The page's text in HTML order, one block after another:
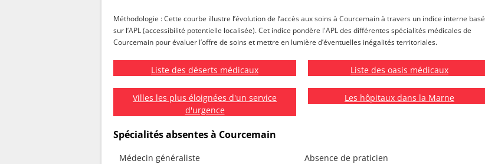
Méthodologie : Cette courbe illustre l’évolution de l’accès aux soins à Courcemain à travers un indice interne basé
sur l’APL (accessibilité potentielle localisée). Cet indice pondère l'APL des différentes spécialités médicales de
Courcemain pour évaluer l’offre de soins et mettre en lumière d’éventuelles inégalités territoriales.
Liste des déserts médicaux Liste des oasis médicaux
Villes les plus éloignées d'un service
d'urgence
Les hôpitaux dans la Marne
Spécialités absentes à Courcemain
Médecin généraliste Absence de praticien